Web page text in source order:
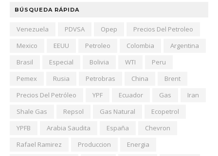
BÚSQUEDA RÁPIDA
Venezuela PDVSA Opep
Precios Del Petroleo
Mexico
EEUU Petroleo Colombia
Argentina
Brasil
Especial Bolivia WTI
Peru
Pemex
Rusia Petrobras China
Brent
Precios Del Petróleo
YPF Ecuador Gas
Iran
Shale Gas
Repsol Gas Natural
Ecopetrol
YPFB
Arabia Saudita España
Chevron
Rafael Ramirez
Produccion
Energia